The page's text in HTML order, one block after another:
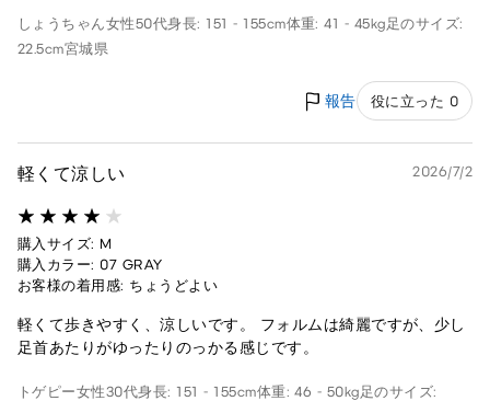
しょうちゃん女性50代身長: 151 - 155cm体重: 41 - 45kg足のサイズ:
22.5cm宮城県
報告 役に立った 0
軽くて涼しい 2026/7/2
購入サイズ: M
購入カラー: 07 GRAY
お客様の着用感: ちょうどよい
軽くて歩きやすく、涼しいです。 フォルムは綺麗ですが、少し
足首あたりがゆったりのっかる感じです。
トゲピー女性30代身長: 151 - 155cm体重: 46 - 50kg足のサイズ: